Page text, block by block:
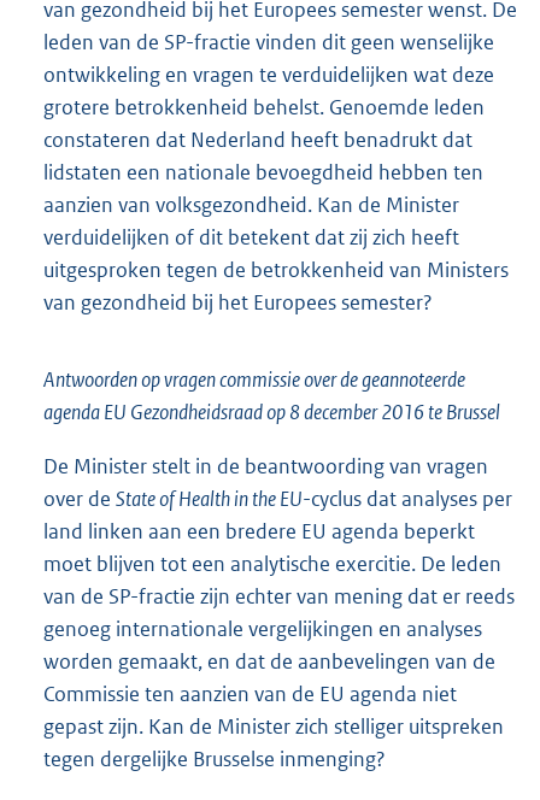
van gezondheid bij het Europees semester wenst. De
leden van de SP-fractie vinden dit geen wenselijke
ontwikkeling en vragen te verduidelijken wat deze
grotere betrokkenheid behelst. Genoemde leden
constateren dat Nederland heeft benadrukt dat
lidstaten een nationale bevoegdheid hebben ten
aanzien van volksgezondheid. Kan de Minister
verduidelijken of dit betekent dat zij zich heeft
uitgesproken tegen de betrokkenheid van Ministers
van gezondheid bij het Europees semester?
Antwoorden op vragen commissie over de geannoteerde
agenda EU Gezondheidsraad op 8 december 2016 te Brussel
De Minister stelt in de beantwoording van vragen
over de State of Health in the EU-cyclus dat analyses per
land linken aan een bredere EU agenda beperkt
moet blijven tot een analytische exercitie. De leden
van de SP-fractie zijn echter van mening dat er reeds
genoeg internationale vergelijkingen en analyses
worden gemaakt, en dat de aanbevelingen van de
Commissie ten aanzien van de EU agenda niet
gepast zijn. Kan de Minister zich stelliger uitspreken
tegen dergelijke Brusselse inmenging?